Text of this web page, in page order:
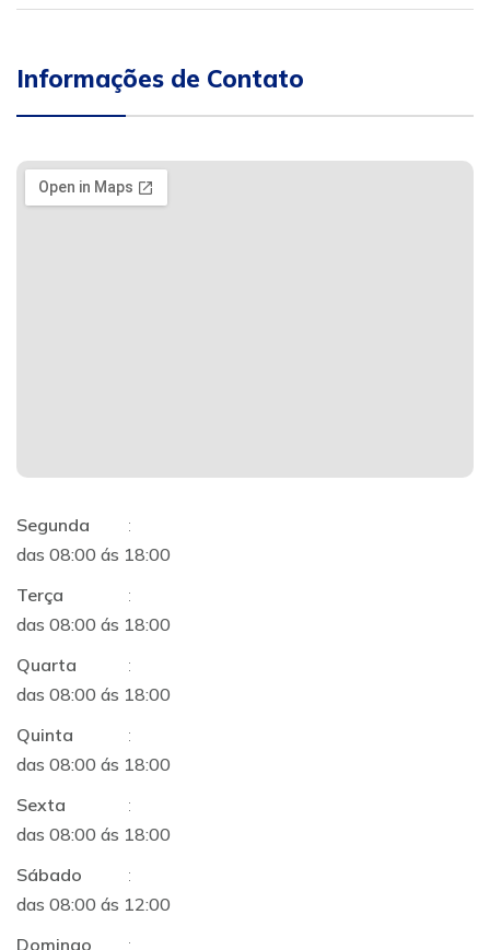
Informações de Contato
Segunda
:
das 08:00 ás 18:00
Terça
:
das 08:00 ás 18:00
Quarta
:
das 08:00 ás 18:00
Quinta
:
das 08:00 ás 18:00
Sexta
:
das 08:00 ás 18:00
Sábado
:
das 08:00 ás 12:00
Domingo
: